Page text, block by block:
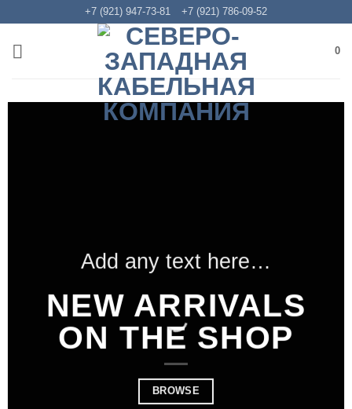
content
+7 (921) 947-73-81 +7 (921) 786-09-52
0
Add any text here…
NEW ARRIVALS
ON THE SHOP
BROWSE